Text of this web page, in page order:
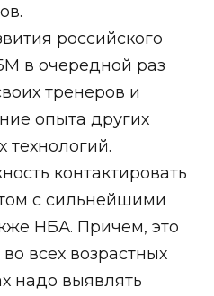
российского
в очередной раз
тренеров и
опыта других
технологий.
контактировать
с сильнейшими
НБА. Причем, это
всех возрастных
надо выявлять